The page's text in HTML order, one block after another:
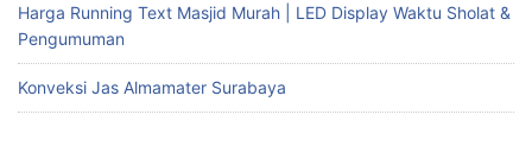
Harga Running Text Masjid Murah | LED Display Waktu Sholat &
Pengumuman
Konveksi Jas Almamater Surabaya